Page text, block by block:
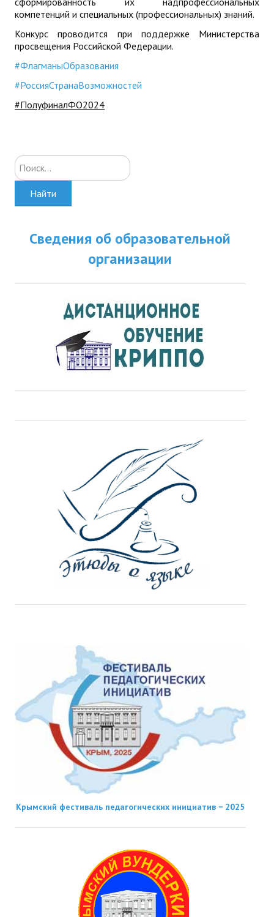
компетенций и специальных (профессиональных) знаний.
Конкурс проводится при поддержке Министерства
просвещения Российской Федерации.
#ФлагманыОбразования
#РоссияСтранаВозможностей
#ПолуфиналФО2024
Искать...
Найти
Сведения об образовательной
организации
Крымский фестиваль педагогических инициатив − 2025